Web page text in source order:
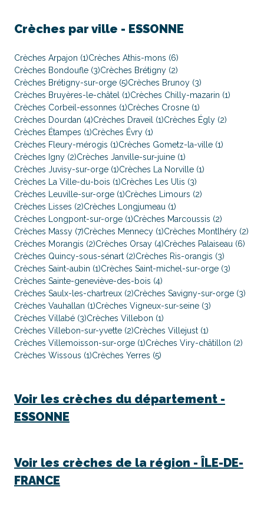
Crèches par ville - ESSONNE
Crèches Arpajon (1)Crèches Athis-mons (6)
Crèches Bondoufle (3)Crèches Brétigny (2)
Crèches Brétigny-sur-orge (5)Crèches Brunoy (3)
Crèches Bruyères-le-châtel (1)Crèches Chilly-mazarin (1)
Crèches Corbeil-essonnes (1)Crèches Crosne (1)
Crèches Dourdan (4)Crèches Draveil (1)Crèches Égly (2)
Crèches Étampes (1)Crèches Évry (1)
Crèches Fleury-mérogis (1)Crèches Gometz-la-ville (1)
Crèches Igny (2)Crèches Janville-sur-juine (1)
Crèches Juvisy-sur-orge (1)Crèches La Norville (1)
Crèches La Ville-du-bois (1)Crèches Les Ulis (3)
Crèches Leuville-sur-orge (1)Crèches Limours (2)
Crèches Lisses (2)Crèches Longjumeau (1)
Crèches Longpont-sur-orge (1)Crèches Marcoussis (2)
Crèches Massy (7)Crèches Mennecy (1)Crèches Montlhéry (2)
Crèches Morangis (2)Crèches Orsay (4)Crèches Palaiseau (6)
Crèches Quincy-sous-sénart (2)Crèches Ris-orangis (3)
Crèches Saint-aubin (1)Crèches Saint-michel-sur-orge (3)
Crèches Sainte-geneviève-des-bois (4)
Crèches Saulx-les-chartreux (2)Crèches Savigny-sur-orge (3)
Crèches Vauhallan (1)Crèches Vigneux-sur-seine (3)
Crèches Villabé (3)Crèches Villebon (1)
Crèches Villebon-sur-yvette (2)Crèches Villejust (1)
Crèches Villemoisson-sur-orge (1)Crèches Viry-châtillon (2)
Crèches Wissous (1)Crèches Yerres (5)
Voir les crèches du département -
ESSONNE
Voir les crèches de la région - ÎLE-DE-
FRANCE